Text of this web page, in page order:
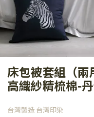
床包被套組（
高織紗精梳棉-
台灣製造 台灣印染